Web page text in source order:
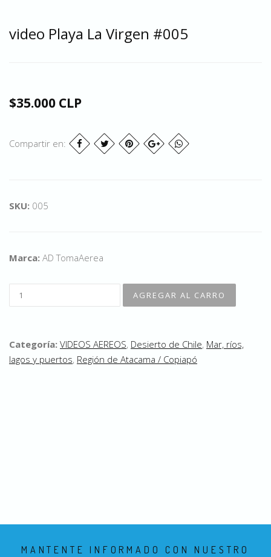
video Playa La Virgen #005
$35.000 CLP
Compartir en:
SKU: 005
Marca: AD TomaAerea
Categoría: VIDEOS AEREOS, Desierto de Chile, Mar, ríos,
lagos y puertos, Región de Atacama / Copiapó
MANTENTE INFORMADO CON NUESTRO